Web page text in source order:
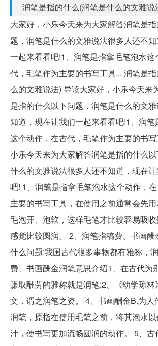
润笔是指的什么(润笔是什么的文雅说
大家好，小乐今天来为大家解答润笔是
题，润笔是什么的文雅说法很多人还不
一起来看看吧!1、润笔是指拿毛笔泡水
代，毛笔作为主要的书写工具... 润笔是
么的文雅说法) 导读大家好，小乐今天来
是指的什么以下问题，润笔是什么的文
知道，现在让我们一起来看看吧!1、润笔
这个动作，在古代，毛笔作为主要的书写
小乐今天来为大家解答润笔是指的什么
什么的文雅说法很多人还不知道，现在
吧! 1、润笔是指拿毛笔泡水这个动作，
主要的书写工具，在使用之前通常会先
毛泡开、泡软，这样毛笔才比较容易吸
感觉比较圆润。 2、润笔指稿费、书画酬
什么问题:我国古代很多事物都有雅称，
费、书画酬金润笔意思介绍1、在古代为
赚取酬劳的雅称就是润笔;2、《幼学琼
文，谓之润笔之资。 4、书画酬金B.为人
润笔，原指在使用毛笔之前，将其泡水
汁，使书写更加流畅圆润的动作。 5、古